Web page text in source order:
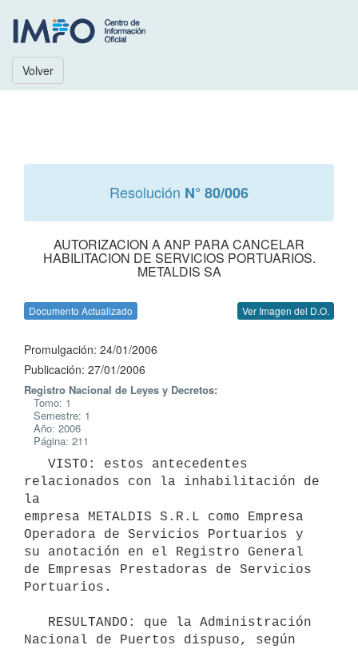
Volver
Resolución N° 80/006
AUTORIZACION A ANP PARA CANCELAR
HABILITACION DE SERVICIOS PORTUARIOS.
METALDIS SA
Documento Actualizado Ver Imagen del D.O.
Promulgación: 24/01/2006
Publicación: 27/01/2006
Registro Nacional de Leyes y Decretos:
Tomo: 1
Semestre: 1
Año: 2006
Página: 211
relacionados con la inhabilitación de
la
empresa METALDIS S.R.L como Empresa
Operadora de Servicios Portuarios y
su anotación en el Registro General
de Empresas Prestadoras de Servicios
Portuarios.
Nacional de Puertos dispuso, según